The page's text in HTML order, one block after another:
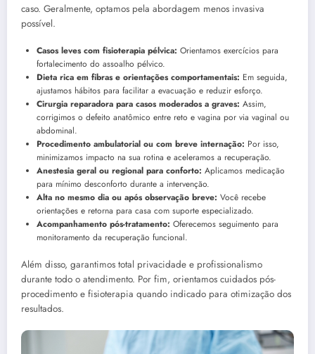
caso. Geralmente, optamos pela abordagem menos invasiva
possível.
Casos leves com fisioterapia pélvica: Orientamos exercícios para
fortalecimento do assoalho pélvico.
Dieta rica em fibras e orientações comportamentais: Em seguida,
ajustamos hábitos para facilitar a evacuação e reduzir esforço.
Cirurgia reparadora para casos moderados a graves: Assim,
corrigimos o defeito anatômico entre reto e vagina por via vaginal ou
abdominal.
Procedimento ambulatorial ou com breve internação: Por isso,
minimizamos impacto na sua rotina e aceleramos a recuperação.
Anestesia geral ou regional para conforto: Aplicamos medicação
para mínimo desconforto durante a intervenção.
Alta no mesmo dia ou após observação breve: Você recebe
orientações e retorna para casa com suporte especializado.
Acompanhamento pós-tratamento: Oferecemos seguimento para
monitoramento da recuperação funcional.
Além disso, garantimos total privacidade e profissionalismo
durante todo o atendimento. Por fim, orientamos cuidados pós-
procedimento e fisioterapia quando indicado para otimização dos
resultados.